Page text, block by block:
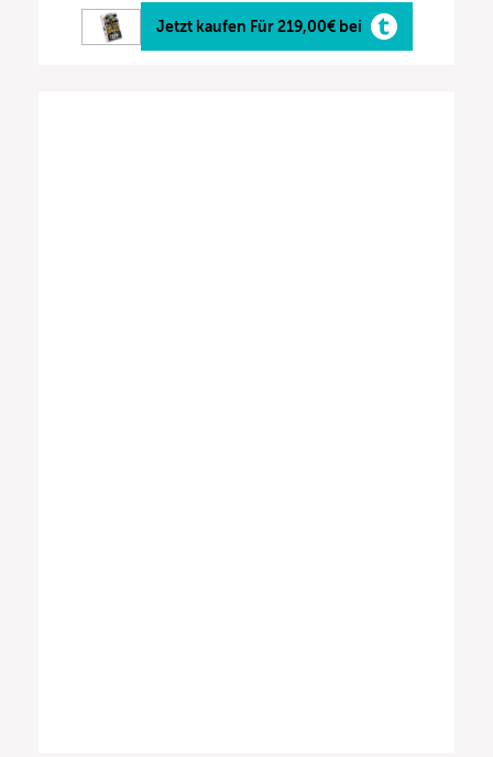
Jetzt kaufen Für 219,00€ bei